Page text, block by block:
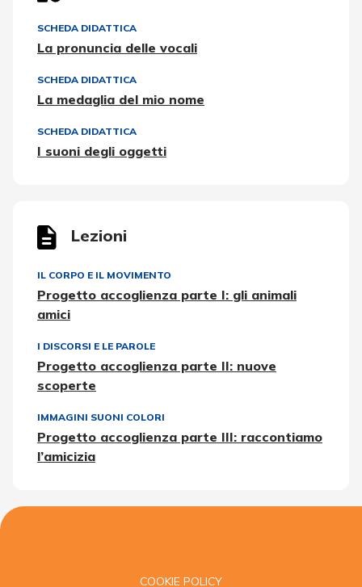
SCHEDA DIDATTICA
La pronuncia delle vocali
SCHEDA DIDATTICA
La medaglia del mio nome
SCHEDA DIDATTICA
I suoni degli oggetti
Lezioni
IL CORPO E IL MOVIMENTO
Progetto accoglienza parte I: gli animali
amici
I DISCORSI E LE PAROLE
Progetto accoglienza parte II: nuove
scoperte
IMMAGINI SUONI COLORI
Progetto accoglienza parte III: raccontiamo
l’amicizia
COOKIE POLICY